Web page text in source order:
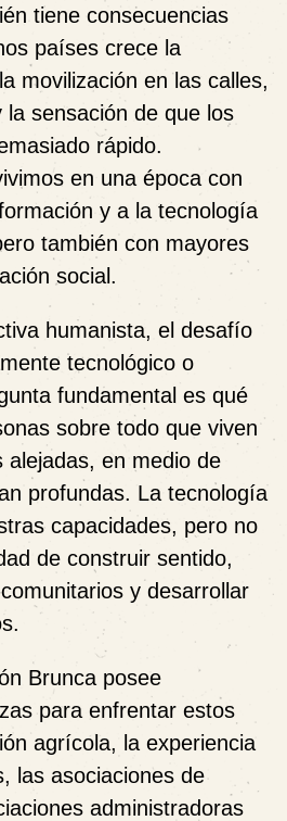
tiene consecuencias
países crece la
movilización en las calles,
sensación de que los
rápido.
en una época con
y a la tecnología
también con mayores
social.
humanista, el desafío
tecnológico o
fundamental es qué
sobre todo que viven
alejadas, en medio de
profundas. La tecnología
capacidades, pero no
de construir sentido,
y desarrollar
Brunca posee
para enfrentar estos
agrícola, la experiencia
las asociaciones de
administradoras